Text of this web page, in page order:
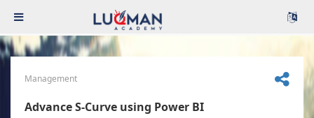
Management
Advance S-Curve using Power BI